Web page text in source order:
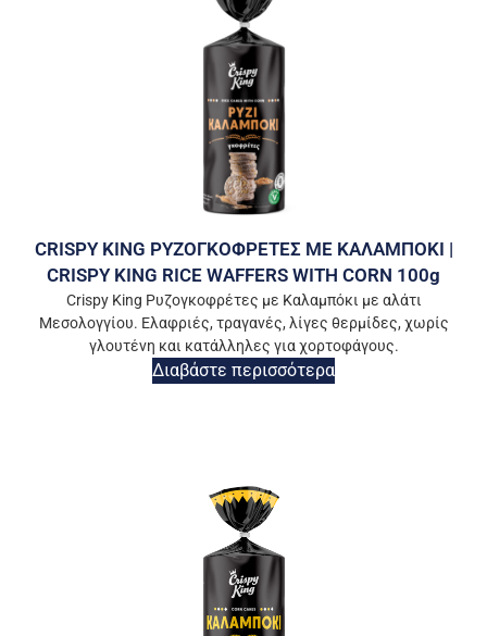
CRISPY KING ΡΥΖΟΓΚΟΦΡΕΤΕΣ ΜΕ ΚΑΛΑΜΠΟΚΙ |
CRISPY KING RICE WAFFERS WITH CORN 100g
Crispy King Ρυζογκοφρέτες με Καλαμπόκι με αλάτι
Μεσολογγίου. Ελαφριές, τραγανές, λίγες θερμίδες, χωρίς
γλουτένη και κατάλληλες για χορτοφάγους.
Διαβάστε περισσότερα